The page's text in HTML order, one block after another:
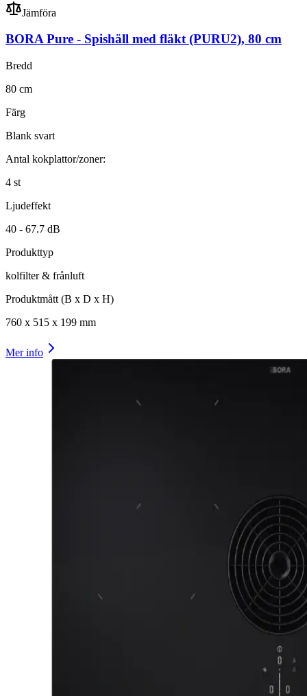
Jämföra
BORA Pure - Spishäll med fläkt(PURU2), 80 cm
Bredd
80 cm
Färg
Blank svart
Antal kokplattor/zoner:
4 st
Ljudeffekt
40 - 67.7 dB
Produkttyp
kolfilter & frånluft
Produktmått (B x D x H)
760 x 515 x 199 mm
Mer info